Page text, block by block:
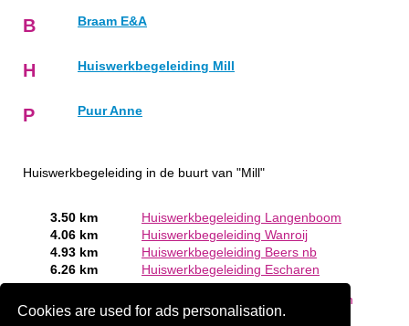
Cookies are used for ads personalisation.
B Braam E&A
H Huiswerkbegeleiding Mill
P Puur Anne
Huiswerkbegeleiding in de buurt van "Mill"
3.50 km
Huiswerkbegeleiding Langenboom
4.06 km
Huiswerkbegeleiding Wanroij
4.93 km
Huiswerkbegeleiding Beers nb
6.26 km
Huiswerkbegeleiding Escharen
Meld een
bedrijf gratis aan